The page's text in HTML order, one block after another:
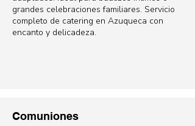
grandes celebraciones familiares. Servicio
completo de catering en Azuqueca con
encanto y delicadeza.
Comuniones